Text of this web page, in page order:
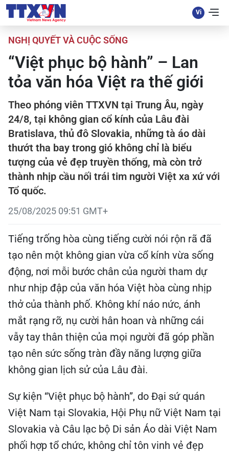
NGHỊ QUYẾT VÀ CUỘC SỐNG
“Việt phục bộ hành” – Lan
tỏa văn hóa Việt ra thế giới
Theo phóng viên TTXVN tại Trung Âu, ngày
24/8, tại không gian cổ kính của Lâu đài
Bratislava, thủ đô Slovakia, những tà áo dài
thướt tha bay trong gió không chỉ là biểu
tượng của vẻ đẹp truyền thống, mà còn trở
thành nhịp cầu nối trái tim người Việt xa xứ với
Tổ quốc.
25/08/2025 09:51 GMT+
Tiếng trống hòa cùng tiếng cười nói rộn rã đã
tạo nên một không gian vừa cổ kính vừa sống
động, nơi mỗi bước chân của người tham dự
như nhịp đập của văn hóa Việt hòa cùng nhịp
thở của thành phố. Không khí náo nức, ánh
mắt rạng rỡ, nụ cười hân hoan và những cái
vẫy tay thân thiện của mọi người đã góp phần
tạo nên sức sống tràn đầy năng lượng giữa
không gian lịch sử của Lâu đài.
Sự kiện “Việt phục bộ hành”, do Đại sứ quán
Việt Nam tại Slovakia, Hội Phụ nữ Việt Nam tại
Slovakia và Câu lạc bộ Di sản Áo dài Việt Nam
phối hợp tổ chức, không chỉ tôn vinh vẻ đẹp